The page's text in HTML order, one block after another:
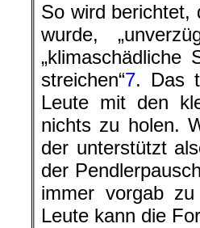
So wird berichtet,
wurde,
„klimaschädliche
streichen“7. Das
Leute mit den
nichts zu holen.
der unterstützt
der
immer vorgab
Leute kann die